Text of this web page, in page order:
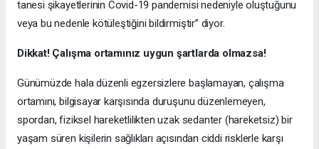
tanesi şikayetlerinin Covid-19 pandemisi nedeniyle oluştuğunu
veya bu nedenle kötüleştiğini bildirmiştir” diyor.
Dikkat! Çalışma ortamınız uygun şartlarda olmazsa!
Günümüzde hala düzenli egzersizlere başlamayan, çalışma
ortamını, bilgisayar karşısında duruşunu düzenlemeyen,
spordan, fiziksel hareketlilikten uzak sedanter (hareketsiz) bir
yaşam süren kişilerin sağlıkları açısından ciddi risklerle karşı